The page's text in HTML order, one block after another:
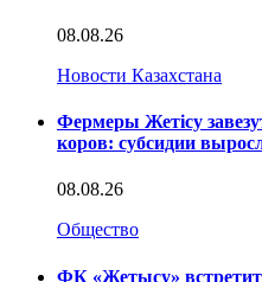
08.08.26
Новости Казахстана
Фермеры Жетісу
коров: субсидии
08.08.26
Общество
ФК «Жетысу»